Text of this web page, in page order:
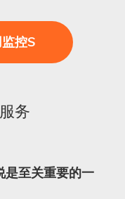
控S
务
是至关重要的一